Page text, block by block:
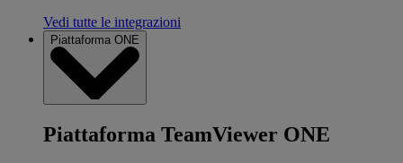
Vedi tutte le integrazioni
Piattaforma ONE
Piattaforma TeamViewer ONE